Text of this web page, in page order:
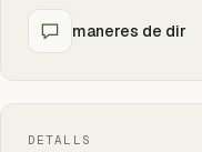
maneres de dir
DETALLS